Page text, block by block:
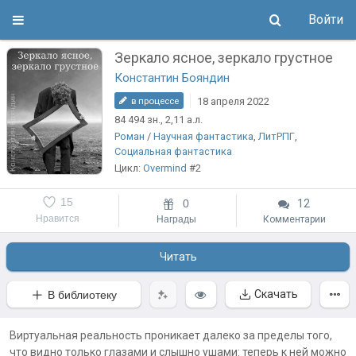
Войти
Зеркало ясное, зеркало грустное
Константин Бояндин
в процессе
18 апреля 2022
84 494 зн., 2,11 а.л.
Роман / Научная фантастика, ЛитРПГ,
Социальная фантастика
Цикл: Overmind #2
Нравится
15 0
Награды
12
Комментарии
Читать
В библиотеку Скачать
Виртуальная реальность проникает далеко за пределы того,
что видно только глазами и слышно ушами: теперь к ней можно